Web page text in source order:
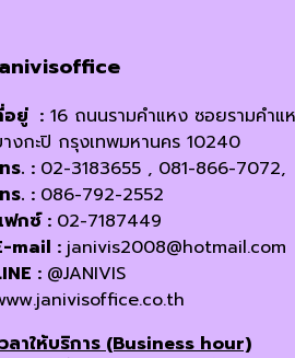
อยู่ : 16 ถนนรามคำแหง ซอยรามคำ
งกะปิ กรุงเทพมหานคร 10240
ร. : 02-3183655 , 081-866-7072,
ร. : 086-792-2552
กซ์ : 02-7187449
mail : janivis2008@hotmail.com
: @JANIVIS
ลาให้บริการ (Business hour)